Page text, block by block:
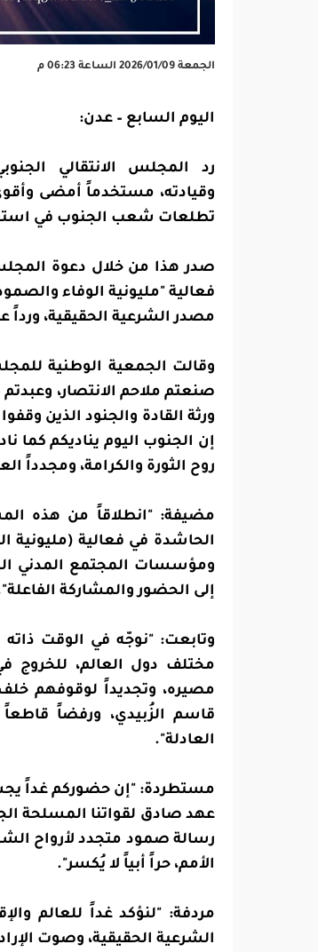
الجمعة 2026/01/09 الساعة 06:23 م
اليوم السابع – عدن:
رد المجلس الانتقالي
وقيادته، مستخدماً أمضى
تطلعات شعب الجنوب في
صدر هذا من خلال دعوة المجلس
فعالية "مليونية الوفاء
مصدر الشرعية الحقيقية،
وقالت الجمعية الوطنية
صنعتم ملاحم الانتصار، وعبدتم
ورثة القادة والجنود الذين
إن الجنوب اليوم يناديكم
روح الثورة والكرامة،
مضيفة: "انطلاقاً من هذه
الحاشدة في فعالية (مليونية
ومؤسسات المجتمع المدني
إلى الحضور والمشاركة
وتابعت: "نوجّه في الوقت ذاته
مختلف دول العالم،
مصيره، وتجديداً لوقوفهم
قاسم الزُبيدي، ورفضاً
العادلة".
مستطردة: "إن حضوركم غداً
عهد صادق لقواتنا المسلحة
رسالة صمود متجدد لأرواح
الأمم، حراً أبياً لا يُكسر".
مردفة: "لنؤكد غداً للعالم
الشرعية الحقيقية، وصوت